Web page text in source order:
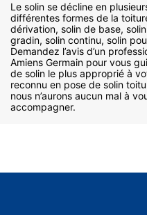
Le solin se décline en
différentes formes de la
dérivation, solin de base,
gradin, solin continu, solin
Demandez l’avis d’un
Amiens Germain pour vous
de solin le plus approprié à
reconnu en pose de solin
nous n’aurons aucun mal à
accompagner.